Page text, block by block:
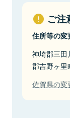
ご注
住所等の変
神埼郡三
郡吉野ヶ里
佐賀県の変